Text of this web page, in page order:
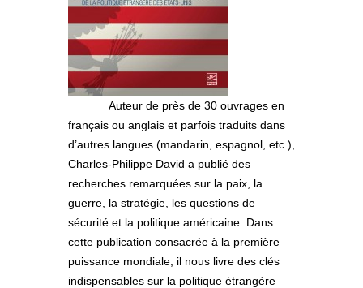
Auteur de près de 30 ouvrages en
français ou anglais et parfois traduits dans
d’autres langues (mandarin, espagnol, etc.),
Charles-Philippe David a publié des
recherches remarquées sur la paix, la
guerre, la stratégie, les questions de
sécurité et la politique américaine. Dans
cette publication consacrée à la première
puissance mondiale, il nous livre des clés
indispensables sur la politique étrangère